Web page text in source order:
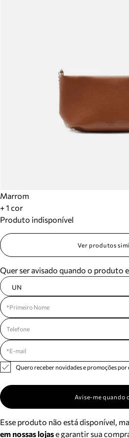
Marrom
+ 1 cor
Produto indisponível
Ver produtos
Quer ser avisado quando o produto
UN
Quero receber novidades e promoções por
Avise-me quando
Esse produto não está disponível,
em nossas lojase garantir sua